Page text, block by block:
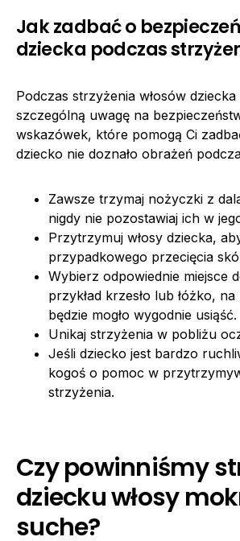
Jak zadbać o
dziecka podczas
Podczas strzyżenia włosów
szczególną uwagę na
wskazówek, które pomogą Ci
dziecko nie doznało obrażeń
Zawsze trzymaj nożyczki z
nigdy nie pozostawiaj ich w
Przytrzymuj włosy dziecka,
przypadkowego przecięcia
Wybierz odpowiednie miejsce
przykład krzesło lub łóżko,
będzie mogło wygodnie usiąść.
Unikaj strzyżenia w pobliżu
Jeśli dziecko jest bardzo
kogoś o pomoc w
strzyżenia.
Czy powinniśmy
dziecku włosy
suche?